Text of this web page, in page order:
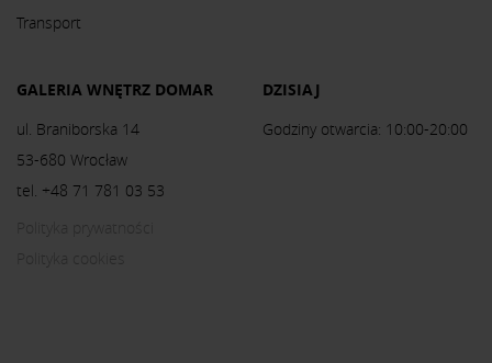
Transport
GALERIA WNĘTRZ DOMAR
ul. Braniborska 14
53-680 Wrocław
tel. +48 71 781 03 53
DZISIAJ
Godziny otwarcia: 10:00-20:00